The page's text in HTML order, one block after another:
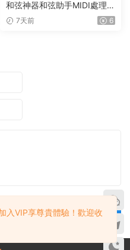
和弦神器和弦助手MIDI處理Pl
ugin Boutique – Scaler 3 v3.
7天前 6
提交
入VIP享尊貴體驗！歡迎收